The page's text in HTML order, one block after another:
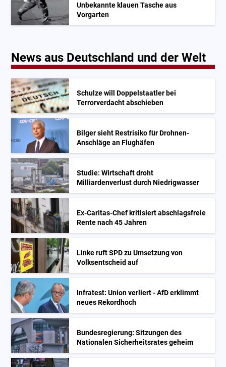
Unbekannte klauen Tasche aus
Vorgarten
News aus Deutschland und der Welt
Schulze will Doppelstaatler bei
Terrorverdacht abschieben
Bilger sieht Restrisiko für Drohnen-
Anschläge an Flughäfen
Studie: Wirtschaft droht
Milliardenverlust durch Niedrigwasser
Ex-Caritas-Chef kritisiert abschlagsfreie
Rente nach 45 Jahren
Linke ruft SPD zu Umsetzung von
Volksentscheid auf
Infratest: Union verliert - AfD erklimmt
neues Rekordhoch
Bundesregierung: Sitzungen des
Nationalen Sicherheitsrates geheim